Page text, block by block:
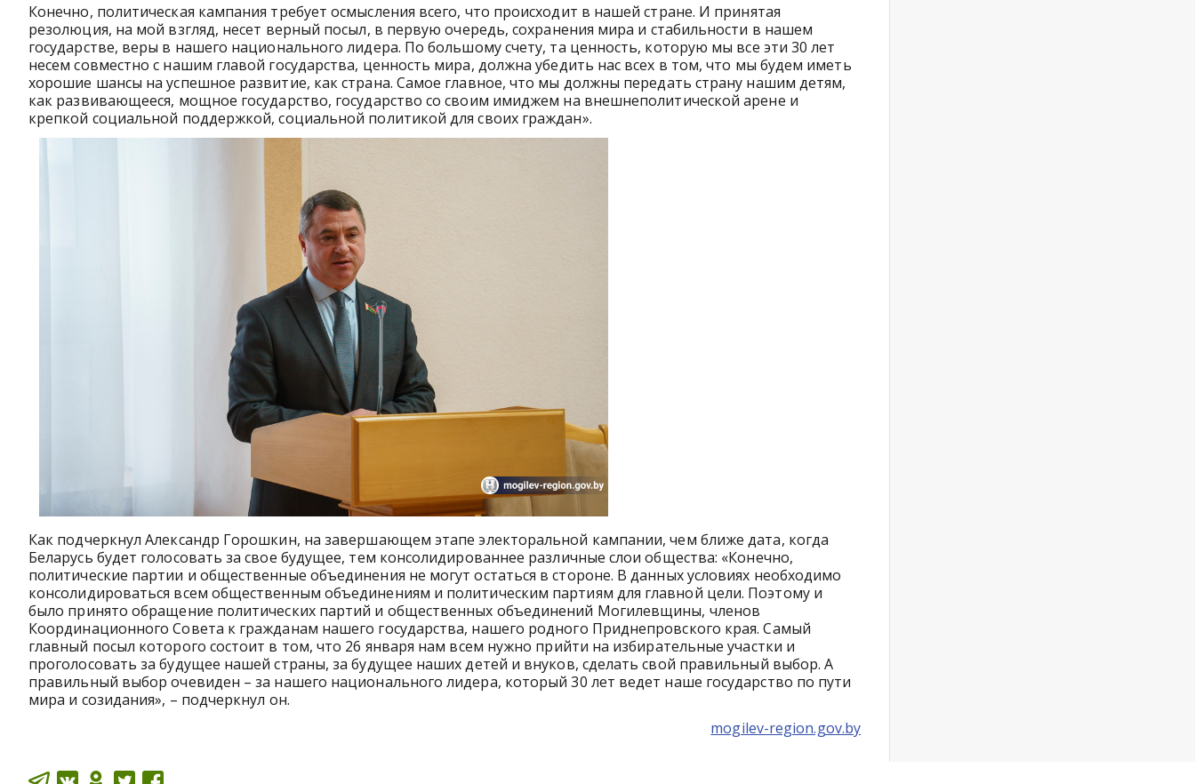
Конечно, политическая кампания требует осмысления всего, что происходит в нашей стране. И принятая
резолюция, на мой взгляд, несет верный посыл, в первую очередь, сохранения мира и стабильности в нашем
государстве, веры в нашего национального лидера. По большому счету, та ценность, которую мы все эти 30 лет
несем совместно с нашим главой государства, ценность мира, должна убедить нас всех в том, что мы будем иметь
хорошие шансы на успешное развитие, как страна. Самое главное, что мы должны передать страну нашим детям,
как развивающееся, мощное государство, государство со своим имиджем на внешнеполитической арене и
крепкой социальной поддержкой, социальной политикой для своих граждан».
Как подчеркнул Александр Горошкин, на завершающем этапе электоральной кампании, чем ближе дата, когда
Беларусь будет голосовать за свое будущее, тем консолидированнее различные слои общества: «Конечно,
политические партии и общественные объединения не могут остаться в стороне. В данных условиях необходимо
консолидироваться всем общественным объединениям и политическим партиям для главной цели. Поэтому и
было принято обращение политических партий и общественных объединений Могилевщины, членов
Координационного Совета к гражданам нашего государства, нашего родного Приднепровского края. Самый
главный посыл которого состоит в том, что 26 января нам всем нужно прийти на избирательные участки и
проголосовать за будущее нашей страны, за будущее наших детей и внуков, сделать свой правильный выбор. А
правильный выбор очевиден – за нашего национального лидера, который 30 лет ведет наше государство по пути
мира и созидания», – подчеркнул он.
mogilev-region.gov.by